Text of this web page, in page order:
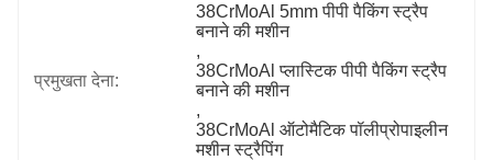
प्रमुखता देना:
38CrMoAl 5mm पीपी पैकिंग स्ट्रैप
बनाने की मशीन
,
38CrMoAl प्लास्टिक पीपी पैकिंग स्ट्रैप
बनाने की मशीन
,
38CrMoAl ऑटोमैटिक पॉलीप्रोपाइलीन
मशीन स्ट्रैपिंग